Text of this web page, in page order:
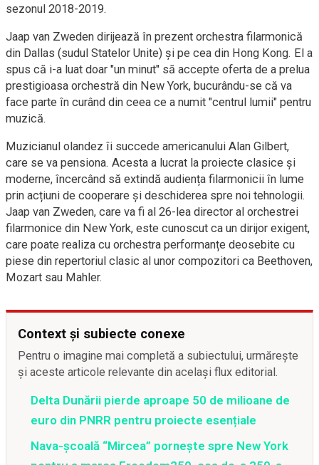
sezonul 2018-2019.
Jaap van Zweden dirijează în prezent orchestra filarmonică
din Dallas (sudul Statelor Unite) și pe cea din Hong Kong. El a
spus că i-a luat doar "un minut" să accepte oferta de a prelua
prestigioasa orchestră din New York, bucurându-se că va
face parte în curând din ceea ce a numit "centrul lumii" pentru
muzică.
Muzicianul olandez îi succede americanului Alan Gilbert,
care se va pensiona. Acesta a lucrat la proiecte clasice și
moderne, încercând să extindă audiența filarmonicii în lume
prin acțiuni de cooperare și deschiderea spre noi tehnologii.
Jaap van Zweden, care va fi al 26-lea director al orchestrei
filarmonice din New York, este cunoscut ca un dirijor exigent,
care poate realiza cu orchestra performanțe deosebite cu
piese din repertoriul clasic al unor compozitori ca Beethoven,
Mozart sau Mahler.
Context și subiecte conexe
Pentru o imagine mai completă a subiectului, urmărește
și aceste articole relevante din același flux editorial.
Delta Dunării pierde aproape 50 de milioane de
euro din PNRR pentru proiecte esențiale
Nava-școală “Mircea” pornește spre New York